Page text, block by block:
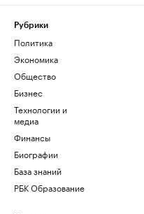
Рубрики
Политика
Экономика
Общество
Бизнес
Технологии и
медиа
Финансы
Биографии
База знаний
РБК Образование